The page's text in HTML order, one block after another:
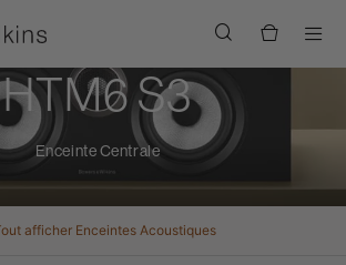
HTM6 S3
Enceinte Centrale
afficher Enceintes Acoustiques